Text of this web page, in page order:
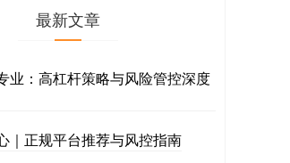
最新文章
业：高杠杆策略与风险管控深度
｜正规平台推荐与风控指南